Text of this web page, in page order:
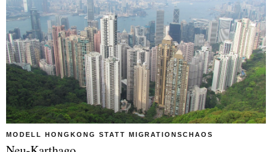
MODELL HONGKONG STATT MIGRATIONSCHAOS